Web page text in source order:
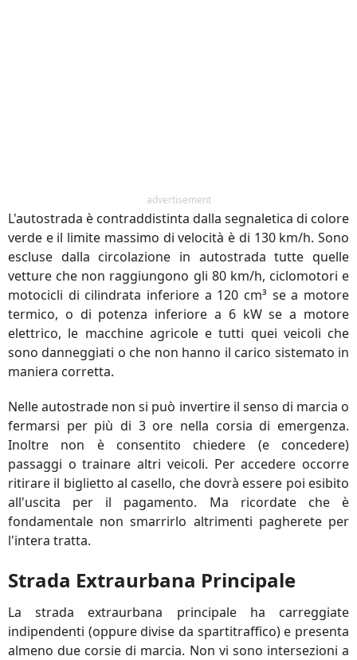
advertisement
L'autostrada è contraddistinta dalla segnaletica di colore
verde e il limite massimo di velocità è di 130 km/h. Sono
escluse dalla circolazione in autostrada tutte quelle
vetture che non raggiungono gli 80 km/h, ciclomotori e
motocicli di cilindrata inferiore a 120 cm³ se a motore
termico, o di potenza inferiore a 6 kW se a motore
elettrico, le macchine agricole e tutti quei veicoli che
sono danneggiati o che non hanno il carico sistemato in
maniera corretta.
Nelle autostrade non si può invertire il senso di marcia o
fermarsi per più di 3 ore nella corsia di emergenza.
Inoltre non è consentito chiedere (e concedere)
passaggi o trainare altri veicoli. Per accedere occorre
ritirare il biglietto al casello, che dovrà essere poi esibito
all'uscita per il pagamento. Ma ricordate che è
fondamentale non smarrirlo altrimenti pagherete per
l'intera tratta.
Strada Extraurbana Principale
La strada extraurbana principale ha carreggiate
indipendenti (oppure divise da spartitraffico) e presenta
almeno due corsie di marcia. Non vi sono intersezioni a